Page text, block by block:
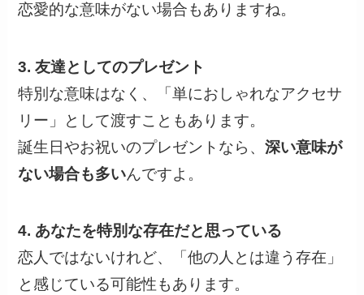
恋愛的な意味がない場合もありますね。
3. 友達としてのプレゼント
特別な意味はなく、「単におしゃれなアクセサ
リー」として渡すこともあります。
誕生日やお祝いのプレゼントなら、深い意味が
ない場合も多いんですよ。
4. あなたを特別な存在だと思っている
恋人ではないけれど、「他の人とは違う存在」
と感じている可能性もあります。